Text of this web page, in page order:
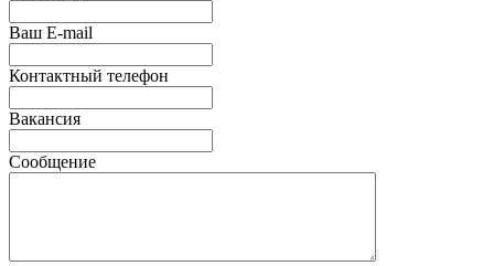
Ваш E-mail
Контактный телефон
Вакансия
Сообщение